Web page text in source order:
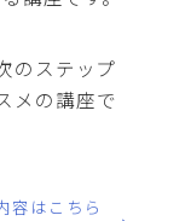
のステップ
メの講座で
容はこちら